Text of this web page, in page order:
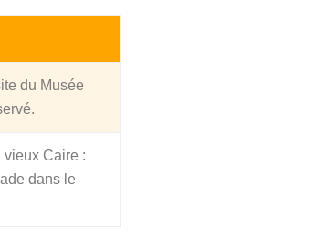
du Musée
vieux Caire :
dans le